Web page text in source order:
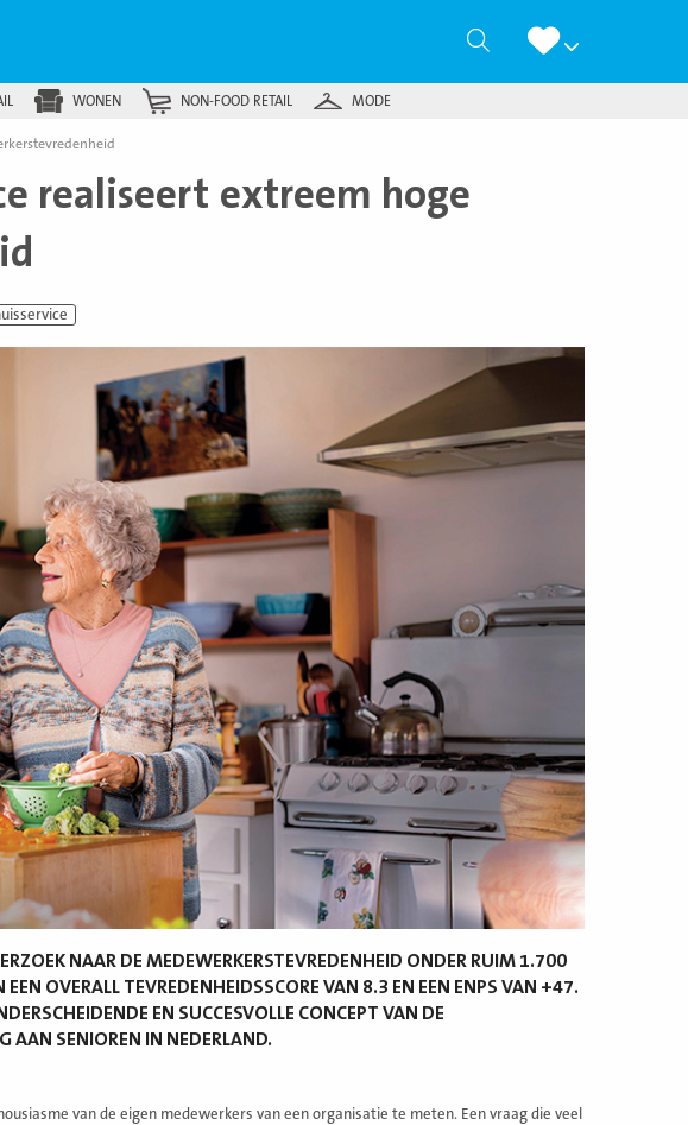
Zoeken
WONEN NON-FOOD RETAIL MODE
realiseert extreem hoge
NAAR DE MEDEWERKERSTEVREDENHEID ONDER RUIM 1.700
OVERALL TEVREDENHEIDSSCORE VAN 8.3 EN EEN ENPS VAN +47.
EN SUCCESVOLLE CONCEPT VAN DE
AAN SENIOREN IN NEDERLAND.
van de eigen medewerkers van een organisatie te meten. Een vraag die veel